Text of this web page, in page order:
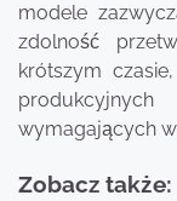
modele
zdolność
krótszym
wymagających
Zobacz także: